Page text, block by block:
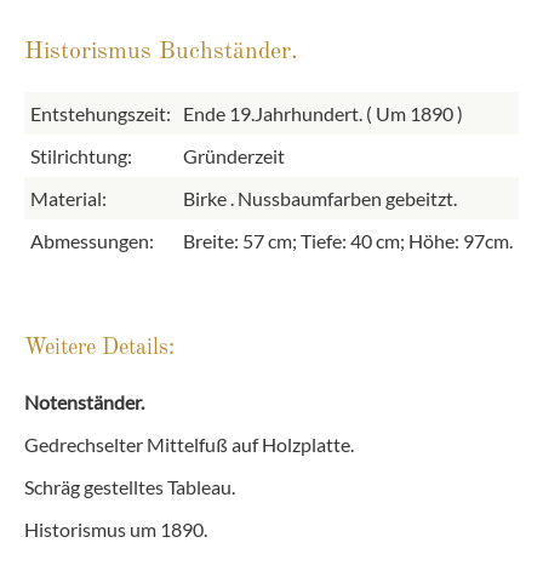
Historismus Buchständer.
Entstehungszeit:
Ende 19.Jahrhundert. ( Um 1890 )
Stilrichtung:
Gründerzeit
Material:
Birke . Nussbaumfarben gebeitzt.
Abmessungen:
Breite: 57 cm; Tiefe: 40 cm; Höhe: 97cm.
Weitere Details:
Notenständer.
Gedrechselter Mittelfuß auf Holzplatte.
Schräg gestelltes Tableau.
Historismus um 1890.